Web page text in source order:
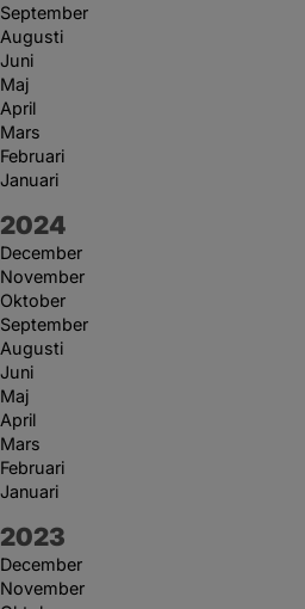
September
Augusti
Juni
Maj
April
Mars
Februari
Januari
År:
2024
December
November
Oktober
September
Augusti
Juni
Maj
April
Mars
Februari
Januari
År:
2023
December
November